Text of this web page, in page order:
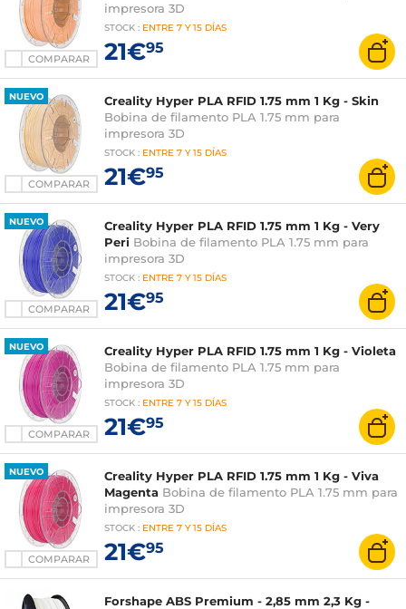
COMPARAR
impresora 3D
STOCK : ENTRE 7 Y 15 DÍAS
21€95
NUEVO
COMPARAR
Creality Hyper PLA RFID 1.75 mm 1 Kg - Skin
Bobina de filamento PLA 1.75 mm para
impresora 3D
STOCK : ENTRE 7 Y 15 DÍAS
21€95
NUEVO
COMPARAR
Creality Hyper PLA RFID 1.75 mm 1 Kg - Very
Peri Bobina de filamento PLA 1.75 mm para
impresora 3D
STOCK : ENTRE 7 Y 15 DÍAS
21€95
NUEVO
COMPARAR
Creality Hyper PLA RFID 1.75 mm 1 Kg - Violeta
Bobina de filamento PLA 1.75 mm para
impresora 3D
STOCK : ENTRE 7 Y 15 DÍAS
21€95
NUEVO
COMPARAR
Creality Hyper PLA RFID 1.75 mm 1 Kg - Viva
Magenta Bobina de filamento PLA 1.75 mm para
impresora 3D
STOCK : ENTRE 7 Y 15 DÍAS
21€95
Forshape ABS Premium - 2,85 mm 2,3 Kg -